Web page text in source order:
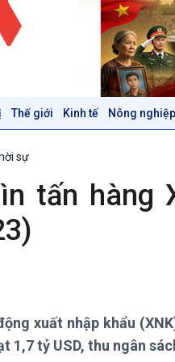
Thế giới Kinh tế Nông
Thời sự 6h
Thời sự 12h
Thời sự 18h
Thời sự 21h30
Bản tin
Khoa học & Công nghệ
Tin Khoa học & Công nghệ
sự
tấn hàng
xuất nhập khẩu
1,7 tỷ USD, thu ngân